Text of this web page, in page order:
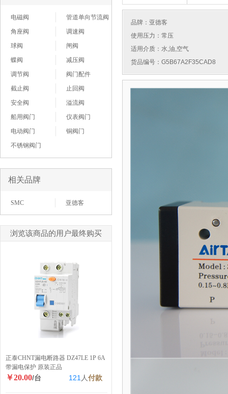
电磁阀
管道单向节流阀
角座阀
调速阀
球阀
闸阀
蝶阀
减压阀
调节阀
阀门配件
截止阀
止回阀
安全阀
溢流阀
船用阀门
仪表阀门
电动阀门
铜阀门
不锈钢阀门
相关品牌
SMC 亚德客
浏览该商品的用户最终购买
正泰CHNT漏电断路器 DZ47LE 1P 6A
带漏电保护 原装正品
￥20.00/台 121 人付款
品牌： 亚德客
使用压力：常压
适用介质：水,油,空气
货品编号：G5B67A2F35CAD8